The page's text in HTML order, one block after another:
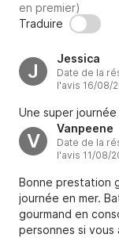
en premier)
Traduire
J
Jessica
Date de la
l'avis 16/08/
Une super
V
Vanpeene
Date de la
l'avis 11/08/
Bonne prestation
journée en mer.
gourmand en
personnes si